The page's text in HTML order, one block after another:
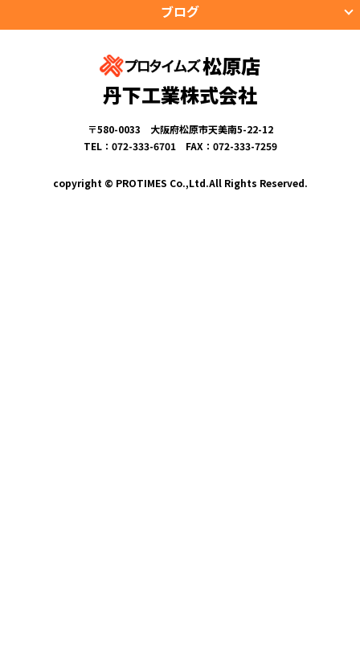
ブログ
松原店
丹下工業株式会社
〒580-0033 大阪府松原市天美南5-22-12
TEL：072-333-6701 FAX：072-333-7259
copyright © PROTIMES Co.,Ltd.All Rights Reserved.